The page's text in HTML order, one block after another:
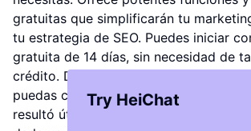
gratuitas que simplificarán tu
tu estrategia de SEO. Puedes iniciar
gratuita de 14 días, sin necesidad de
crédito. Dejaré un enlace en la
puedas comenzar tu viaje
resultó útil y obtuviste información
Try HeiChat